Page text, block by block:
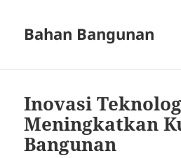
Bahan Bangunan
Inovasi
Meningkatkan
Bangunan